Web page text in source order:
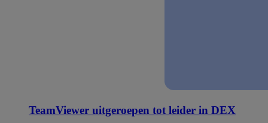
TeamViewer uitgeroepen tot leider in DEX